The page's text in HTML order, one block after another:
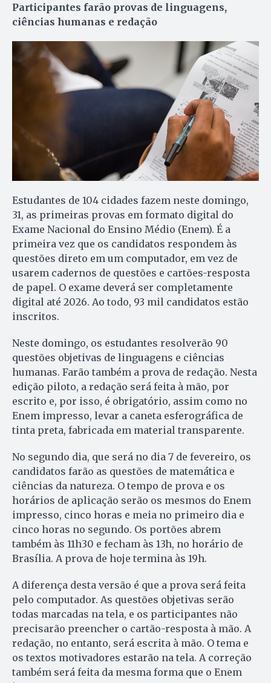
Participantes farão provas de linguagens,
ciências humanas e redação
Estudantes de 104 cidades fazem neste domingo,
31, as primeiras provas em formato digital do
Exame Nacional do Ensino Médio (Enem). É a
primeira vez que os candidatos respondem às
questões direto em um computador, em vez de
usarem cadernos de questões e cartões-resposta
de papel. O exame deverá ser completamente
digital até 2026. Ao todo, 93 mil candidatos estão
inscritos.
Neste domingo, os estudantes resolverão 90
questões objetivas de linguagens e ciências
humanas. Farão também a prova de redação. Nesta
edição piloto, a redação será feita à mão, por
escrito e, por isso, é obrigatório, assim como no
Enem impresso, levar a caneta esferográfica de
tinta preta, fabricada em material transparente.
No segundo dia, que será no dia 7 de fevereiro, os
candidatos farão as questões de matemática e
ciências da natureza. O tempo de prova e os
horários de aplicação serão os mesmos do Enem
impresso, cinco horas e meia no primeiro dia e
cinco horas no segundo. Os portões abrem
também às 11h30 e fecham às 13h, no horário de
Brasília. A prova de hoje termina às 19h.
A diferença desta versão é que a prova será feita
pelo computador. As questões objetivas serão
todas marcadas na tela, e os participantes não
precisarão preencher o cartão-resposta à mão. A
redação, no entanto, será escrita à mão. O tema e
os textos motivadores estarão na tela. A correção
também será feita da mesma forma que o Enem